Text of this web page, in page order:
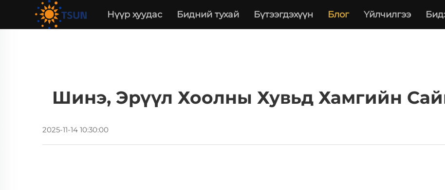
Нүүр хуудас Бидний тухай Бүтээгдэхүүн Блог Үйлчилгээ
Шинэ, Эрүүл Хоолны Хувьд Хамгийн
2025-11-14 10:30:00